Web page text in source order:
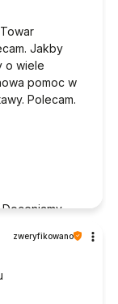
że mamy
sklepu.
Jakby
o wiele
pomoc w
Polecam.
zweryfikowano